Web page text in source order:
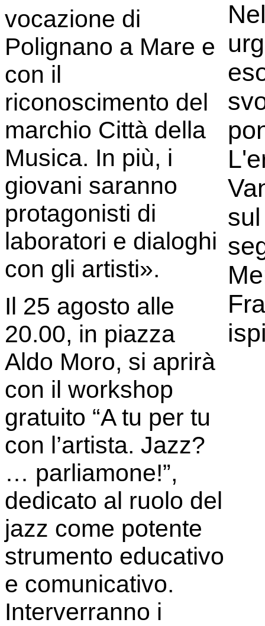
vocazione di
Polignano a Mare e
con il
riconoscimento del
marchio Città della
Musica. In più, i
giovani saranno
protagonisti di
laboratori e dialoghi
con gli artisti».
Il 25 agosto alle
20.00, in piazza
Aldo Moro, si aprirà
con il workshop
gratuito “A tu per tu
con l’artista. Jazz?
… parliamone!”,
dedicato al ruolo del
jazz come potente
strumento educativo
e comunicativo.
Interverranno i